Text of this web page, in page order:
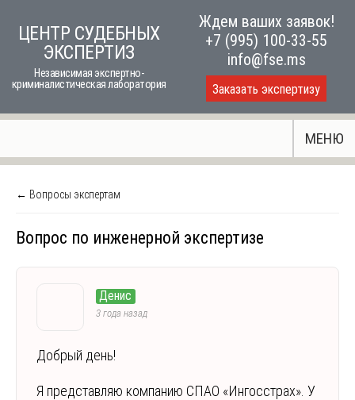
ЦЕНТР СУДЕБНЫХ
ЭКСПЕРТИЗ
Независимая экспертно-
криминалистическая лаборатория
Ждем ваших заявок!
+7 (995) 100-33-55
info@fse.ms
Заказать экспертизу
МЕНЮ
← Вопросы экспертам
Вопрос по инженерной экспертизе
Денис
3 года назад
Добрый день!
Я представляю компанию СПАО «Ингосстрах». У